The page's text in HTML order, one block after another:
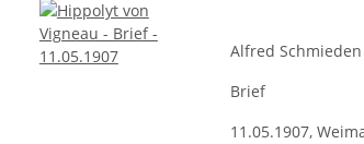
Alfred Schmieden
Brief
11.05.1907,